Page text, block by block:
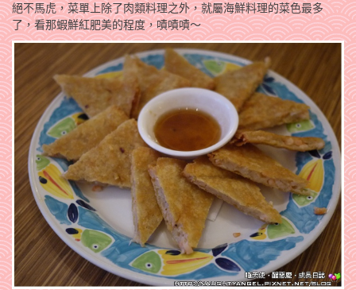
絕不馬虎，菜單上除了肉類料理之外，就屬海鮮料理的菜色最多
了，看那蝦鮮紅肥美的程度，嘖嘖嘖～